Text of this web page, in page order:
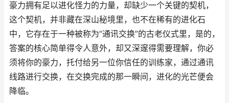
豪力拥有足以进化怪力的力量，却缺少一个关键的契机，
这个契机，并非藏在深山秘境里，也不在稀有的进化石
中，它存在于一种被称为“通讯交换”的古老仪式里，是的，
答案的核心简单得令人意外，却又深邃得需要理解，你必
须将你的豪力，托付给另一位你信任的训练家，通过通讯
线路进行交换，在交换完成的那一瞬间，进化的光芒便会
降临。